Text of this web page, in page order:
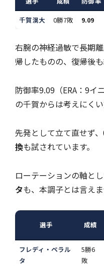
千賀滉大
0勝7敗 9.09
右腕の神経過敏で長期
帰したものの、復帰後
防御率9.09（ERA：9イ
の千賀からは考えにくい
先発として立て直せず
換も試されています。
ローテーションの軸と
タも、本調子とは言えま
選手 成績
フレディ・ペラル
タ
5勝6
敗